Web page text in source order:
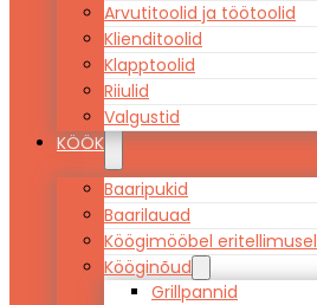
Arvutitoolid ja töötoolid
Klienditoolid
Klapptoolid
Riiulid
Valgustid
KÖÖK
Baaripukid
Baarilauad
Köögimööbel eritellimusel
Kööginõud
Grillpannid